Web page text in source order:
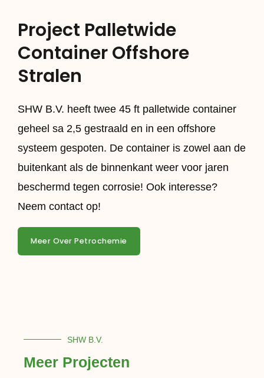
Project Palletwide
Container Offshore
Stralen
SHW B.V. heeft twee 45 ft palletwide container
geheel sa 2,5 gestraald en in een offshore
systeem gespoten. De container is zowel aan de
buitenkant als de binnenkant weer voor jaren
beschermd tegen corrosie! Ook interesse?
Neem contact op!
Meer Over Petrochemie
SHW B.V.
Meer Projecten